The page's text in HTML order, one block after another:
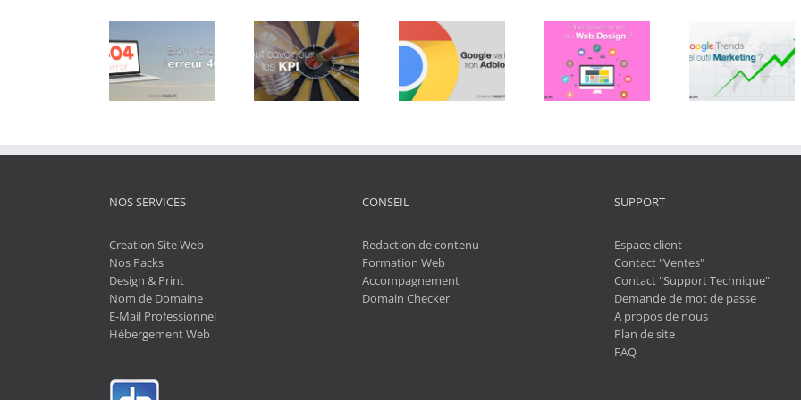
Tout savoir sur
Google
Chrome va
lancer son
Que savez-
vous du Web
Design ?
Google Trends
nouvel outil
marketing ?
Bien gérer
NOS SERVICES
Creation Site Web
Nos Packs
Design & Print
Nom de Domaine
E-Mail Professionnel
Hébergement Web
CONSEIL
Redaction de contenu
Formation Web
Accompagnement
Domain Checker
SUPPORT
Espace client
Contact "Ventes"
Contact "Support Technique"
Demande de mot de passe
A propos de nous
Plan de site
FAQ